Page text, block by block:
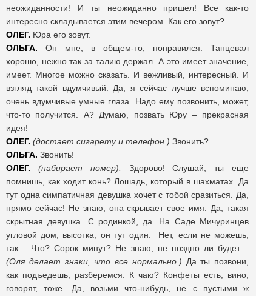
неожиданности! И ты неожиданно пришел! Все как-то
интересно складывается этим вечером. Как его зовут?
ОЛЕГ. Юра его зовут.
ОЛЬГА. Он мне, в общем-то, понравился. Танцевал
хорошо, нежно так за талию держал. А это имеет значение,
имеет. Многое можно сказать. И вежливый, интересный. И
взгляд такой вдумчивый. Да, я сейчас лучше вспоминаю,
очень вдумчивые умные глаза. Надо ему позвонить, может,
что-то получится. А? Думаю, позвать Юру – прекрасная
идея!
ОЛЕГ. (достает сигарету и телефон.) Звонить?
ОЛЬГА. Звонить!
ОЛЕГ.
(набирает номер). Здорово! Слушай, ты еще
помнишь, как ходит конь? Лошадь, который в шахматах. Да
тут одна симпатичная девушка хочет с тобой сразиться. Да,
прямо сейчас! Не знаю, она скрывает свое имя. Да, такая
скрытная девушка. С родинкой, да. На Саде Мичуринцев
угловой дом, высотка, он тут один. Нет, если не можешь,
так… Что? Сорок минут? Не знаю, не поздно ли будет…
(Оля делает знаки, что все нормально.) Да ты позвони,
как подъедешь, разберемся. К чаю? Конфеты есть, вино,
говорят, тоже. Да, возьми что-нибудь, не с пустыми ж